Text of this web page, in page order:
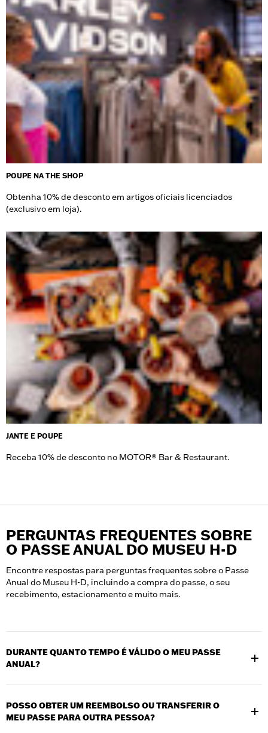
POUPE NA THE SHOP
Obtenha 10% de desconto em artigos oficiais licenciados
(exclusivo em loja).
JANTE E POUPE
Receba 10% de desconto no MOTOR® Bar & Restaurant.
PERGUNTAS FREQUENTES SOBRE
O PASSE ANUAL DO MUSEU H-D
Encontre respostas para perguntas frequentes sobre o Passe
Anual do Museu H-D, incluindo a compra do passe, o seu
recebimento, estacionamento e muito mais.
DURANTE QUANTO TEMPO É VÁLIDO O MEU PASSE
ANUAL?
Os passes são válidos por 12 meses a partir da data de compra
POSSO OBTER UM REEMBOLSO OU TRANSFERIR O
MEU PASSE PARA OUTRA PESSOA?